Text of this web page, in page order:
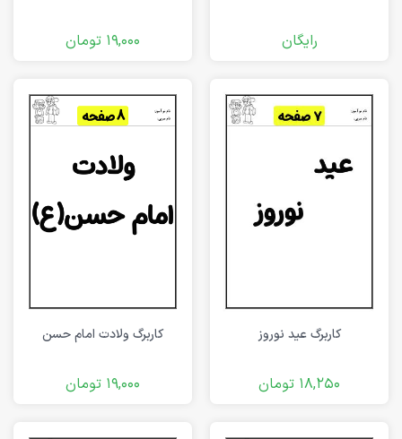
رایگان 19,000 تومان
کاربرگ عید نوروز
18,250 تومان
کاربرگ ولادت امام حسن
19,000 تومان